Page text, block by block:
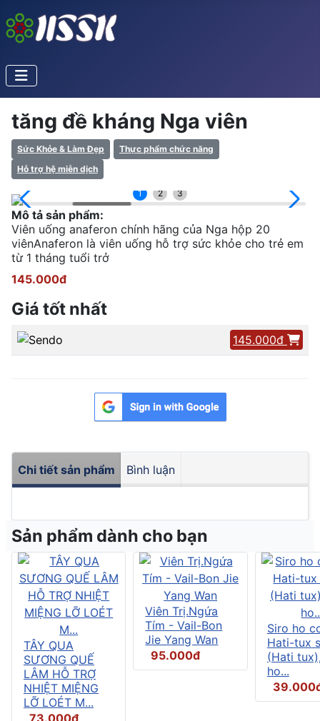
tăng đề kháng Nga viên
Sức Khỏe & Làm Đẹp
Thực phẩm chức năng
Hỗ trợ hệ miễn dịch
1 2 3
Mô tả sản phẩm:
Viên uống anaferon chính hãng của Nga hộp 20
viênAnaferon là viên uống hỗ trợ sức khỏe cho trẻ em
từ 1 tháng tuổi trở
145.000đ
Giá tốt nhất
145.000đ
Chi tiết sản phẩm Bình luận
Sản phẩm dành cho bạn
TÂY QUA
SƯƠNG QUẾ
LÂM HỖ TRỢ
NHIỆT MIỆNG
LỠ LOÉT M...
73.000đ
Viên Trị.Ngứa
Tím - Vail-Bon
Jie Yang Wan
95.000đ
Siro ho
Hati-tux
(Hati
ho...